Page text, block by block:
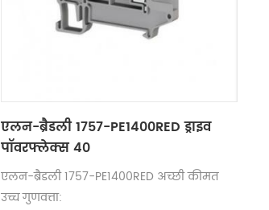
एलन-ब्रैडली 1757-PE1400RED ड्राइव
पॉवरफ्लेक्स 40
एलन-ब्रैडली 1757-PE1400RED अच्छी कीमत
उच्च गुणवत्ता: